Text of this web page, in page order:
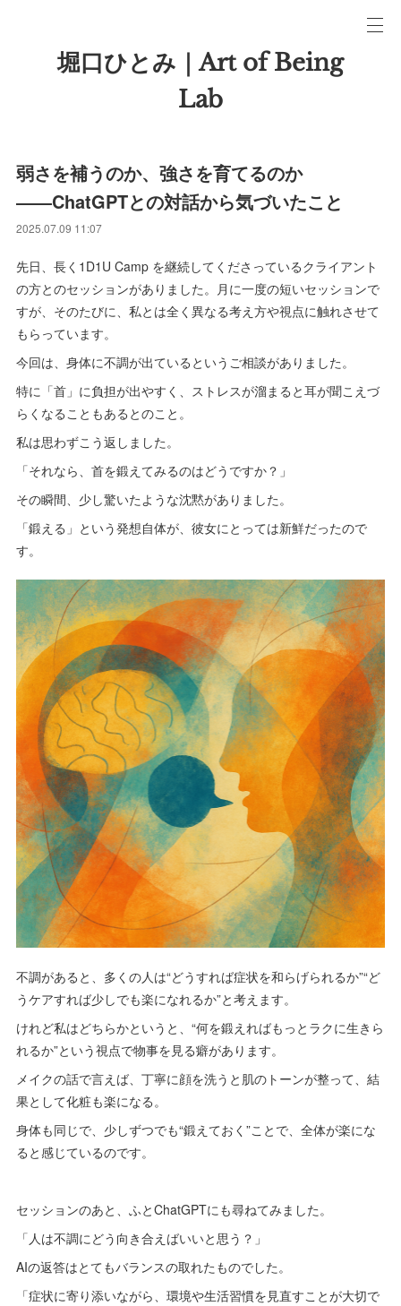
堀口ひとみ｜Art of Being
Lab
弱さを補うのか、強さを育てるのか
――ChatGPTとの対話から気づいたこと
2025.07.09 11:07
先日、長く1D1U Camp を継続してくださっているクライアント
の方とのセッションがありました。月に一度の短いセッションで
すが、そのたびに、私とは全く異なる考え方や視点に触れさせて
もらっています。
今回は、身体に不調が出ているというご相談がありました。
特に「首」に負担が出やすく、ストレスが溜まると耳が聞こえづ
らくなることもあるとのこと。
私は思わずこう返しました。
「それなら、首を鍛えてみるのはどうですか？」
その瞬間、少し驚いたような沈黙がありました。
「鍛える」という発想自体が、彼女にとっては新鮮だったので
す。
不調があると、多くの人は“どうすれば症状を和らげられるか”“ど
うケアすれば少しでも楽になれるか”と考えます。
けれど私はどちらかというと、“何を鍛えればもっとラクに生きら
れるか”という視点で物事を見る癖があります。
メイクの話で言えば、丁寧に顔を洗うと肌のトーンが整って、結
果として化粧も楽になる。
身体も同じで、少しずつでも“鍛えておく”ことで、全体が楽にな
ると感じているのです。
セッションのあと、ふとChatGPTにも尋ねてみました。
「人は不調にどう向き合えばいいと思う？」
AIの返答はとてもバランスの取れたものでした。
「症状に寄り添いながら、環境や生活習慣を見直すことが大切で